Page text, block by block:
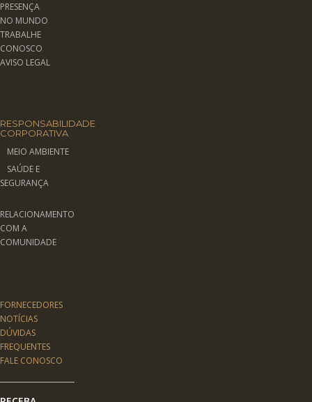
PRESENÇA
NO MUNDO
TRABALHE
CONOSCO
AVISO LEGAL
RESPONSABILIDADE
CORPORATIVA
MEIO AMBIENTE
SAÚDE E
SEGURANÇA
RELACIONAMENTO
COM A
COMUNIDADE
FORNECEDORES
NOTÍCIAS
DÚVIDAS
FREQUENTES
FALE CONOSCO